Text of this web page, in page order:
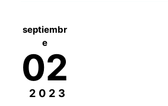
septiembr
e
02
2023